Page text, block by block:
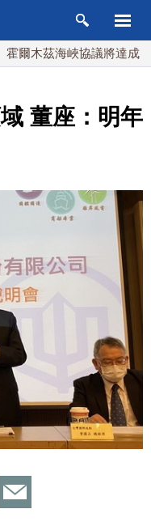
茲海峽協議將達成？伊朗
董座：明年